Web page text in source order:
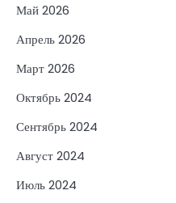
Май 2026
Апрель 2026
Март 2026
Октябрь 2024
Сентябрь 2024
Август 2024
Июль 2024